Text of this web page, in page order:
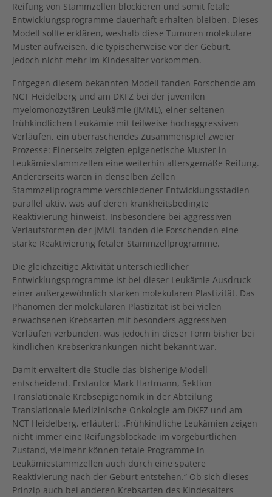
Reifung von Stammzellen blockieren und somit fetale
Entwicklungsprogramme dauerhaft erhalten bleiben. Dieses
Modell sollte erklären, weshalb diese Tumoren molekulare
Muster aufweisen, die typischerweise vor der Geburt,
jedoch nicht mehr im Kindesalter vorkommen.
Entgegen diesem bekannten Modell fanden Forschende am
NCT Heidelberg und am DKFZ bei der juvenilen
myelomonozytären Leukämie (JMML), einer seltenen
frühkindlichen Leukämie mit teilweise hochaggressiven
Verläufen, ein überraschendes Zusammenspiel zweier
Prozesse: Einerseits zeigten epigenetische Muster in
Leukämiestammzellen eine weiterhin altersgemäße Reifung.
Andererseits waren in denselben Zellen
Stammzellprogramme verschiedener Entwicklungsstadien
parallel aktiv, was auf deren krankheitsbedingte
Reaktivierung hinweist. Insbesondere bei aggressiven
Verlaufsformen der JMML fanden die Forschenden eine
starke Reaktivierung fetaler Stammzellprogramme.
Die gleichzeitige Aktivität unterschiedlicher
Entwicklungsprogramme ist bei dieser Leukämie Ausdruck
einer außergewöhnlich starken molekularen Plastizität. Das
Phänomen der molekularen Plastizität ist bei vielen
erwachsenen Krebsarten mit besonders aggressiven
Verläufen verbunden, was jedoch in dieser Form bisher bei
kindlichen Krebserkrankungen nicht bekannt war.
Damit erweitert die Studie das bisherige Modell
entscheidend. Erstautor Mark Hartmann, Sektion
Translationale Krebsepigenomik in der Abteilung
Translationale Medizinische Onkologie am DKFZ und am
NCT Heidelberg, erläutert: „Frühkindliche Leukämien zeigen
nicht immer eine Reifungsblockade im vorgeburtlichen
Zustand, vielmehr können fetale Programme in
Leukämiestammzellen auch durch eine spätere
Reaktivierung nach der Geburt entstehen.“ Ob sich dieses
Prinzip auch bei anderen Krebsarten des Kindesalters